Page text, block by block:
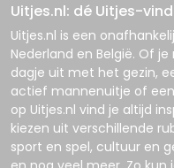
Uitjes.nl: dé Uitjes-
Uitjes.nl is een
Nederland en België. Of
dagje uit met het gezin,
actief mannenuitje of
op Uitjes.nl vind je altijd
kiezen uit verschillende
sport en spel, cultuur en